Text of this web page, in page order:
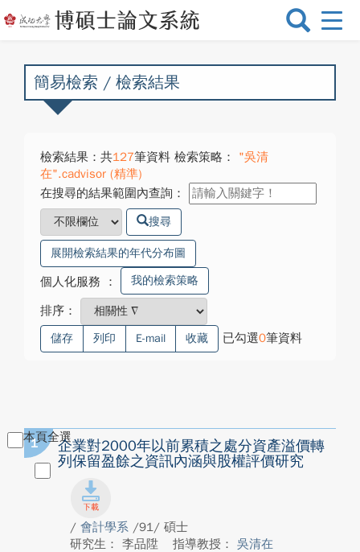
選
換
簡易檢索 / 檢索結果
檢索結果：共127筆資料 檢索策略：
"吳清
在".cadvisor (精準)
在搜尋的結果範圍內查詢：
搜尋
展開檢索結果的年代分布圖
個人化服務 ： 我的檢索策略
排序：
儲存 列印 E-mail 收藏 已勾選0筆資料
本頁全選
1
企業對2000年以前累積之處分資產溢價轉
列保留盈餘之資訊內涵與股權評價研究
/ 會計學系 /91/ 碩士
研究生： 李品陞
指導教授： 吳清在